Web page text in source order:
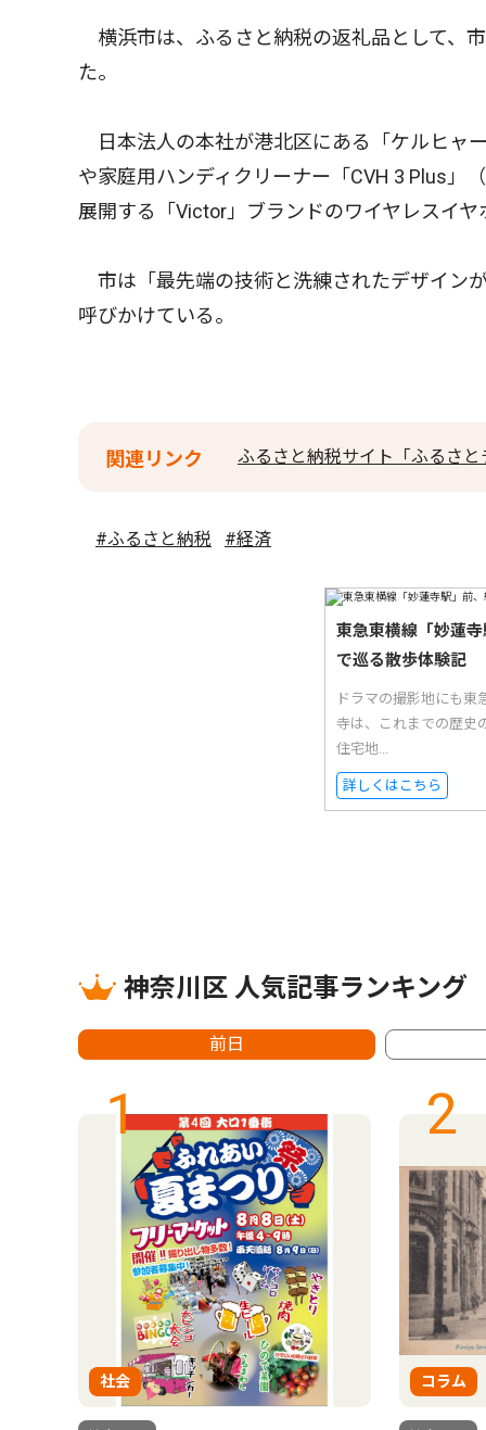
横浜市は、ふるさと納税の返礼品として、
た。
日本法人の本社が港北区にある「ケルヒャ
や家庭用ハンディクリーナー「CVH 3 Plus」
展開する「Victor」ブランドのワイヤレスイ
市は「最先端の技術と洗練されたデザイン
呼びかけている。
関連リンク ふるさと納税サイト「ふるさと
#ふるさと納税 #経済
東急東横線「妙蓮
で巡る散歩体験記
ドラマの撮影地にも
寺は、これまでの歴史
住宅地...
詳しくはこちら
神奈川区 人気記事ランキング
前日
1
社会
2
コラム